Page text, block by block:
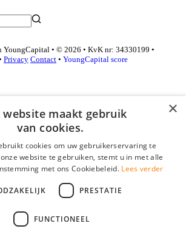
YoungCapital • © 2026 • KvK nr: 34330199 •
Privacy Contact • YoungCapital score
×
website maakt gebruik
van cookies.
cookies om uw gebruikerservaring te
website te gebruiken, stemt u in met alle
met ons Cookiebeleid. Lees verder
PRESTATIE
FUNCTIONEEL